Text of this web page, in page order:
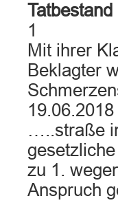
Tatbestand
1
Mit ihrer
Beklagter
…..straße
zu 1.
Anspruch